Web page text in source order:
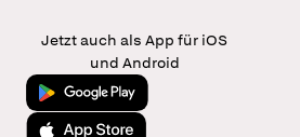
Jetzt auch als App für iOS
und Android
Jetzt bei Google Play
Laden im App Store